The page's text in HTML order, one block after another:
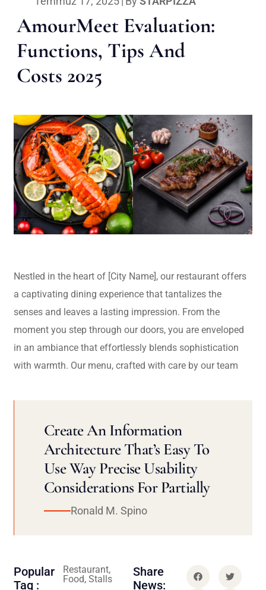
AmourMeet Evaluation:
Functions, Tips And
Costs 2025
Nestled in the heart of [City Name], our restaurant offers
a captivating dining experience that tantalizes the
senses and leaves a lasting impression. From the
moment you step through our doors, you are enveloped
in an ambiance that effortlessly blends sophistication
with warmth. Our menu, crafted with care by our team
Create An Information
Architecture That’s Easy To
Use Way Precise Usability
Considerations For Partially
Ronald M. Spino
Popular
Tag :
Restaurant,
Food, Stalls
Share
News: